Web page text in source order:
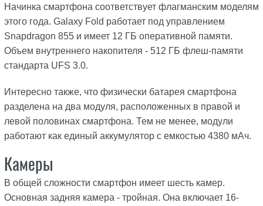
Начинка смартфона соответствует флагманским моделям
этого года. Galaxy Fold работает под управлением
Snapdragon 855 и имеет 12 ГБ оперативной памяти.
Объем внутреннего накопителя - 512 ГБ флеш-памяти
стандарта UFS 3.0.
Интересно также, что физически батарея смартфона
разделена на два модуля, расположенных в правой и
левой половинах смартфона. Тем не менее, модули
работают как единый аккумулятор с емкостью 4380 мАч.
Камеры
В общей сложности смартфон имеет шесть камер.
Основная задняя камера - тройная. Она включает 16-